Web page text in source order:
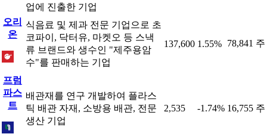
업에 진출한 기업
오리
온
식음료 및 제과 전문 기업으로 초
코파이, 닥터유, 마켓오 등 스낵
류 브랜드와 생수인 "제주용암
수"를 판매하는 기업
137,600 1.55% 78,841 주
프럼
파스
트
배관재를 연구 개발하여 플라스
틱 배관 자재, 소방용 배관, 전문
생산 기업
2,535 -1.74% 16,755 주